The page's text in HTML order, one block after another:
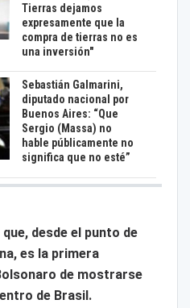
Tierras dejamos
expresamente que la
compra de tierras no es
una inversión"
Sebastián Galmarini,
diputado nacional por
Buenos Aires: “Que
Sergio (Massa) no
hable públicamente no
significa que no esté”
desde el punto de
es la primera
de mostrarse
de Brasil.